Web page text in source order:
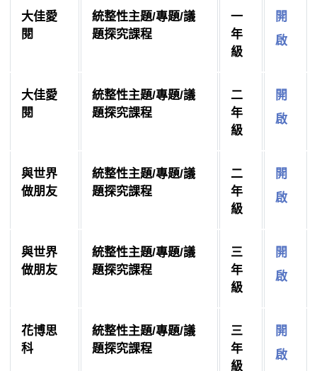
大佳愛
閱
統整性主題/專題/議
題探究課程
一
年
級
開
啟
大佳愛
閱
統整性主題/專題/議
題探究課程
二
年
級
開
啟
與世界
做朋友
統整性主題/專題/議
題探究課程
二
年
級
開
啟
與世界
做朋友
統整性主題/專題/議
題探究課程
三
年
級
開
啟
花博思
科
統整性主題/專題/議
題探究課程
三
年
級
開
啟